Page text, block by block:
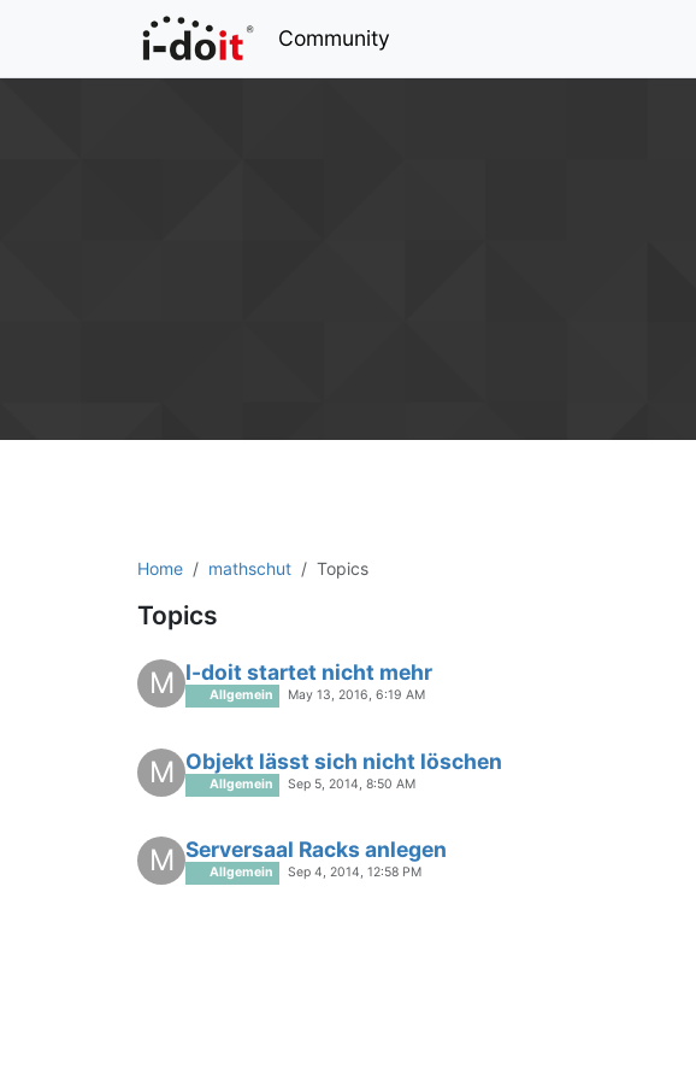
Community
Home mathschut Topics
Topics
M I-doit startet nicht mehr
Allgemein May 13, 2016, 6:19 AM
M Objekt lässt sich nicht löschen
Allgemein Sep 5, 2014, 8:50 AM
M Serversaal Racks anlegen
Allgemein Sep 4, 2014, 12:58 PM